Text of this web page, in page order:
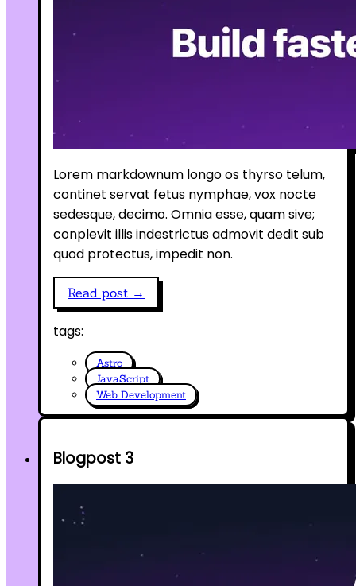
Lorem markdownum longo os thyrso telum,
continet servat fetus nymphae, vox nocte
sedesque, decimo. Omnia esse, quam sive;
conplevit illis indestrictus admovit dedit sub
quod protectus, impedit non.
Read post →
tags:
Astro
JavaScript
Web Development
Blogpost 3